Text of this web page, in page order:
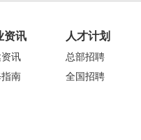
资讯
讯
南
人才计划
总部招聘
全国招聘